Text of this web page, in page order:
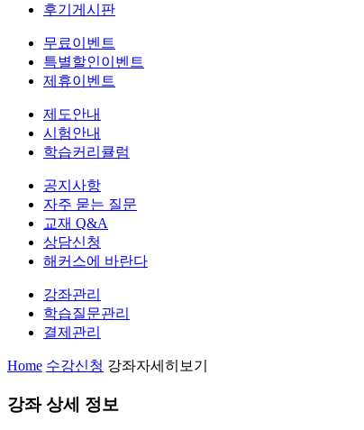
후기게시판
무료이벤트
특별할인이벤트
제휴이벤트
제도안내
시험안내
학습커리큘럼
공지사항
자주 묻는 질문
교재 Q&A
상담신청
해커스에 바란다
강좌관리
학습질문관리
결제관리
Home 수강신청 강좌자세히보기
강좌 상세 정보